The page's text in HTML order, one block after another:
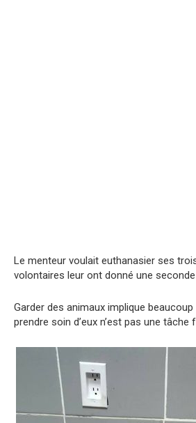
Le menteur voulait euthanasier ses
volontaires leur ont donné une
Garder des animaux implique
prendre soin d’eux n’est pas une tâche